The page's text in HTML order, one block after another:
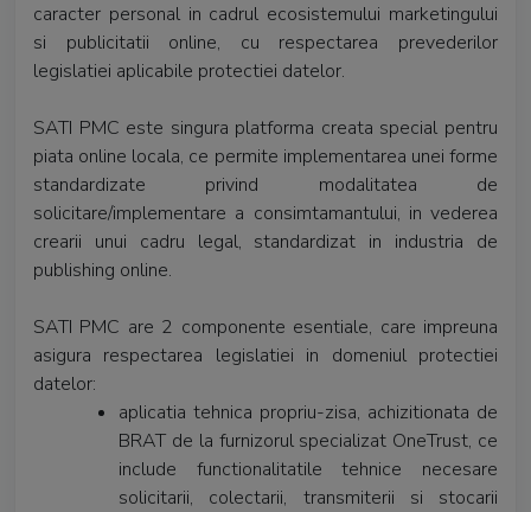
caracter personal in cadrul ecosistemului marketingului
si publicitatii online, cu respectarea prevederilor
legislatiei aplicabile protectiei datelor.
SATI PMC este singura platforma creata special pentru
piata online locala, ce permite implementarea unei forme
standardizate privind modalitatea de
solicitare/implementare a consimtamantului, in vederea
crearii unui cadru legal, standardizat in industria de
publishing online.
SATI PMC are 2 componente esentiale, care impreuna
asigura respectarea legislatiei in domeniul protectiei
datelor:
aplicatia tehnica propriu-zisa, achizitionata de
BRAT de la furnizorul specializat OneTrust, ce
include functionalitatile tehnice necesare
solicitarii, colectarii, transmiterii si stocarii